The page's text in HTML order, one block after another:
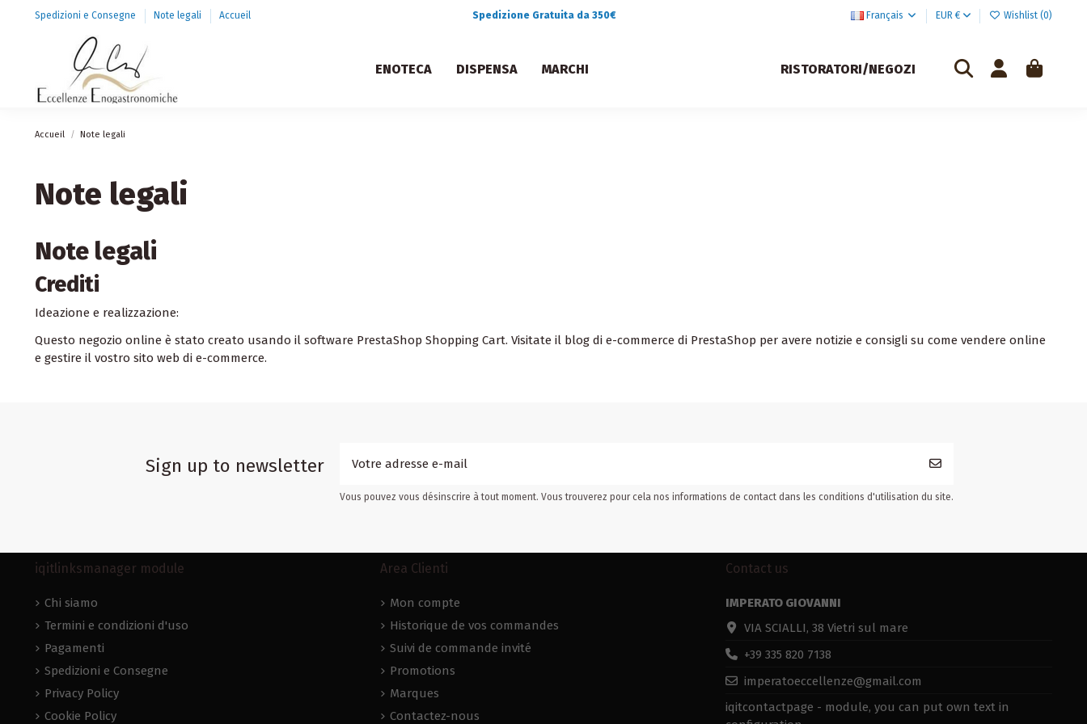
Spedizioni e Consegne Note legali Accueil Spedizione Gratuita da 350€ Français EUR € Wishlist (0)
ENOTECA DISPENSA MARCHI RISTORATORI/NEGOZI
Accueil Note legali
Note legali
Note legali
Crediti
Ideazione e realizzazione:
Questo negozio online è stato creato usandoil software PrestaShop Shopping Cart. Visitate il blog di e-commerce di PrestaShop per avere notizie e consigli su come vendere online
e gestire il vostro sito web di e-commerce.
Sign up to newsletter
Vous pouvez vous désinscrire à tout moment. Vous trouverez pour cela nos informations de contact dans les conditions d'utilisation du site.
iqitlinksmanager module
Chi siamo
Termini e condizioni d'uso
Pagamenti
Spedizioni e Consegne
Privacy Policy
Cookie Policy
Area Clienti
Mon compte
Historique de vos commandes
Suivi de commande invité
Promotions
Marques
Contactez-nous
Contact us
IMPERATO GIOVANNI
VIA SCIALLI, 38 Vietri sul mare
+39 335 820 7138
imperatoeccellenze@gmail.com
iqitcontactpage - module, you can put own text in